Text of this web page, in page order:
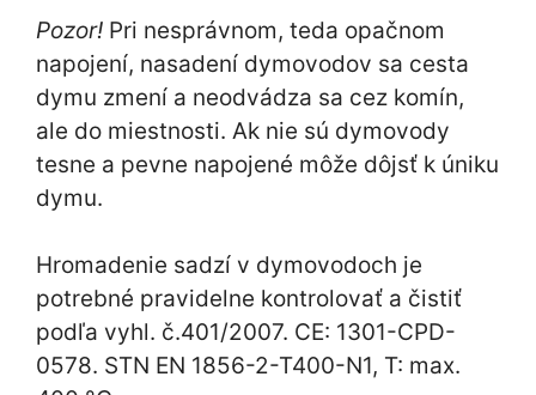
Pozor! Pri nesprávnom, teda opačnom
napojení, nasadení dymovodov sa cesta
dymu zmení a neodvádza sa cez komín,
ale do miestnosti. Ak nie sú dymovody
tesne a pevne napojené môže dôjsť k úniku
dymu.
Hromadenie sadzí v dymovodoch je
potrebné pravidelne kontrolovať a čistiť
podľa vyhl. č.401/2007. CE: 1301-CPD-
0578. STN EN 1856-2-T400-N1, T: max.